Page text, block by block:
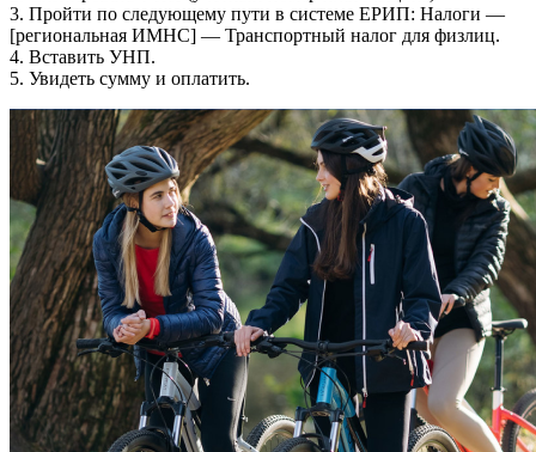
3. Пройти по следующему пути в системе ЕРИП: Налоги —
[региональная ИМНС] — Транспортный налог для физлиц.
4. Вставить УНП.
5. Увидеть сумму и оплатить.